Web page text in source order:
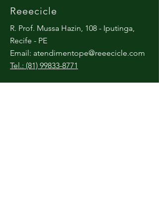
Reeecicle
R. Prof. Mussa Hazin, 108 - Iputinga,
Recife - PE
Email: atendimentope@reeecicle.com
Tel.: (81) 99833-8771